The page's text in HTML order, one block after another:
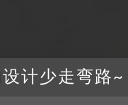
计少走弯路~